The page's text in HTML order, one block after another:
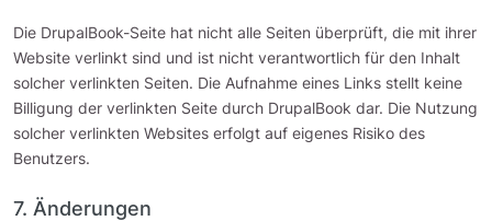
Die DrupalBook-Seite hat nicht alle Seiten überprüft, die mit ihrer
Website verlinkt sind und ist nicht verantwortlich für den Inhalt
solcher verlinkten Seiten. Die Aufnahme eines Links stellt keine
Billigung der verlinkten Seite durch DrupalBook dar. Die Nutzung
solcher verlinkten Websites erfolgt auf eigenes Risiko des
Benutzers.
7. Änderungen